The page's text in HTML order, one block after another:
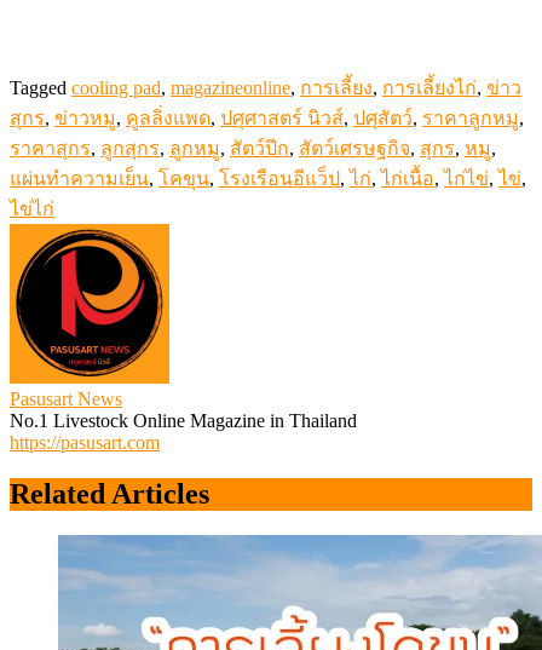
Tagged cooling pad, magazineonline, การเลี้ยง, การเลี้ยงไก่, ข่าว
สุกร, ข่าวหมู, คูลลิ่งแพด, ปศุศาสตร์ นิวส์, ปศุสัตว์, ราคาลูกหมู,
ราคาสุกร, ลูกสุกร, ลูกหมู, สัตว์ปีก, สัตว์เศรษฐกิจ, สุกร, หมู,
แผ่นทำความเย็น, โคขุน, โรงเรือนอีแว็ป,ไก่,ไก่เนื้อ,ไก่ไข่,ไข่,
ไข่ไก่
Pasusart News
No.1 Livestock Online Magazine in Thailand
https://pasusart.com
Related Articles